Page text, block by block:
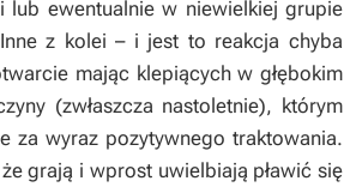
ewentualnie w niewielkiej grupie
z kolei – i jest to reakcja chyba
mając klepiących w głębokim
(zwłaszcza nastoletnie), którym
za wyraz pozytywnego traktowania.
grają i wprost uwielbiają pławić się